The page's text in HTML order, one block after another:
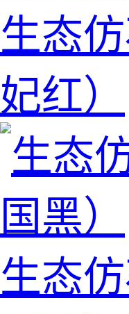
生态
妃红）
生态